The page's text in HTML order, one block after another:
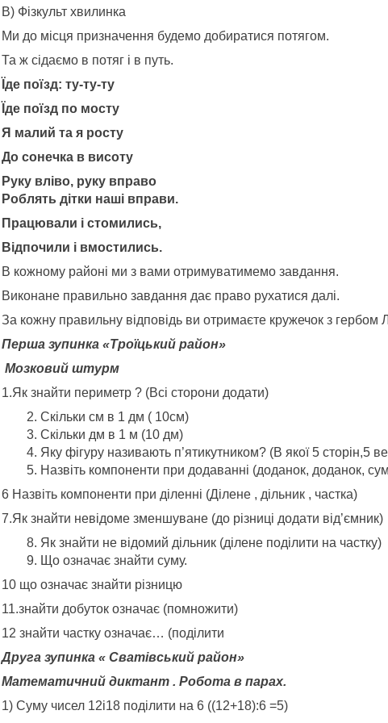
В) Фізкульт хвилинка
Ми до місця призначення будемо добиратися потягом.
Та ж сідаємо в потяг і в путь.
Їде поїзд: ту-ту-ту
Їде поїзд по мосту
Я малий та я росту
До сонечка в висоту
Руку вліво, руку вправо
Роблять дітки наші вправи.
Працювали і стомились,
Відпочили і вмостились.
В кожному районі ми з вами отримуватимемо завдання.
Виконане правильно завдання дає право рухатися далі.
За кожну правильну відповідь ви отримаєте кружечок з гербом
Перша зупинка «Троїцький район»
Мозковий штурм
1.Як знайти периметр ? (Всі сторони додати)
Скільки см в 1 дм ( 10см)
Скільки дм в 1 м (10 дм)
Яку фігуру називають п’ятикутником? (В якої 5 сторін,5
Назвіть компоненти при додаванні (доданок, доданок,
6 Назвіть компоненти при діленні (Ділене , дільник , частка)
7.Як знайти невідоме зменшуване (до різниці додати від’ємник)
Як знайти не відомий дільник (ділене поділити на частку)
Що означає знайти суму.
10 що означає знайти різницю
11.знайти добуток означає (помножити)
12 знайти частку означає… (поділити
Друга зупинка « Сватівський район»
Математичний диктант . Робота в парах.
1) Суму чисел 12і18 поділити на 6 ((12+18):6 =5)